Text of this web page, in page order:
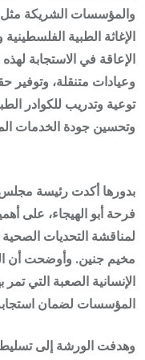
والمؤسسات الشريكة مثل
الإغاثة الطبية
الإعاقة في الاستجابة
وعيادات متنقلة، وتوفير
توعية وتدريب للكوادر
وتحسين جودة الخدمات
بدورها أكدت رئيسة مجلس
فرحة أبو الهيجاء، على
لمناقشة التحديات الصحية
مخيم جنين. وأوضحت أن
الإنسانية الصعبة التي تمر
المؤسسات لضمان
وهدفت الورشة إلى